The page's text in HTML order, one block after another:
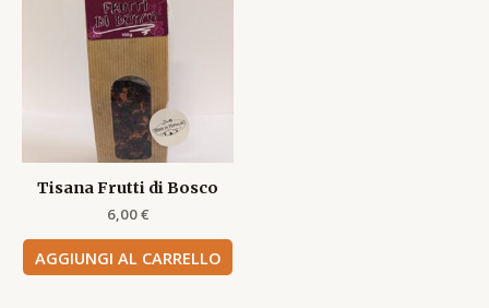
Tisana Frutti di Bosco
6,00€
AGGIUNGI AL CARRELLO